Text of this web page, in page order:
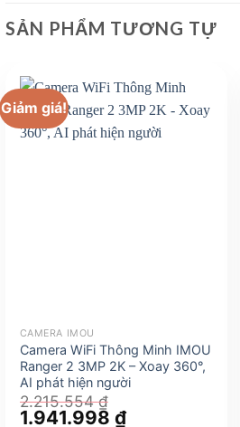
SẢN PHẨM TƯƠNG TỰ
Giảm giá!
CAMERA IMOU
Camera WiFi Thông Minh IMOU
Ranger 2 3MP 2K – Xoay 360°,
AI phát hiện người
2.215.554₫
Giá
1.941.998 ₫Giá